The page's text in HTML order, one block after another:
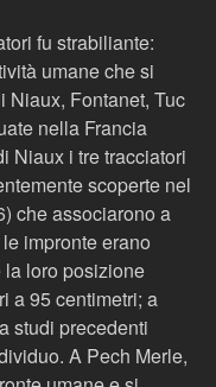
fu strabiliante:
umane che si
Niaux, Fontanet, Tuc
nella Francia
Niaux i tre tracciatori
scoperte nel
che associarono a
impronte erano
la loro posizione
a 95 centimetri; a
studi precedenti
A Pech Merle,